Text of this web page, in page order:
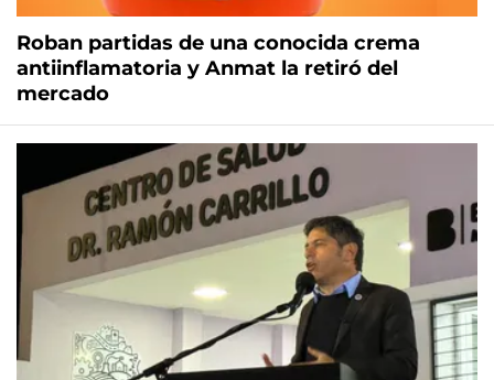
Roban partidas de una conocida crema
antiinflamatoria y Anmat la retiró del
mercado